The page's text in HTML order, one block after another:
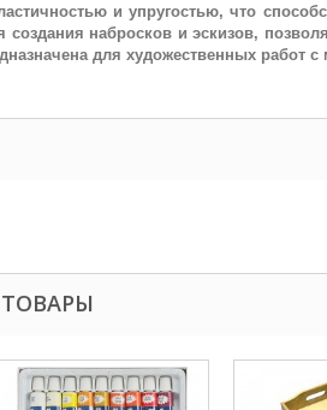
и упругостью, что
создания набросков и эскизов,
для художественных работ